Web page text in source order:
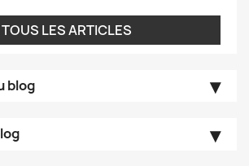
TOUS LES ARTICLES
blog